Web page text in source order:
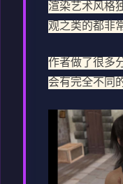
渲染艺术风格
观之类的都非
作者做了很多
会有完全不同